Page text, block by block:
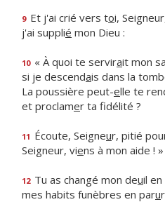
9 Et j'ai crié vers toi,
j'ai supplié mon Dieu :
10 « À quoi te servirait mon
si je descendais dans la
La poussière peut-elle te
et proclamer ta fidélité ?
11 Écoute, Seigneur, pitié
Seigneur, viens à mon aide ! »
12 Tu as changé mon deuil en
mes habits funèbres en paru